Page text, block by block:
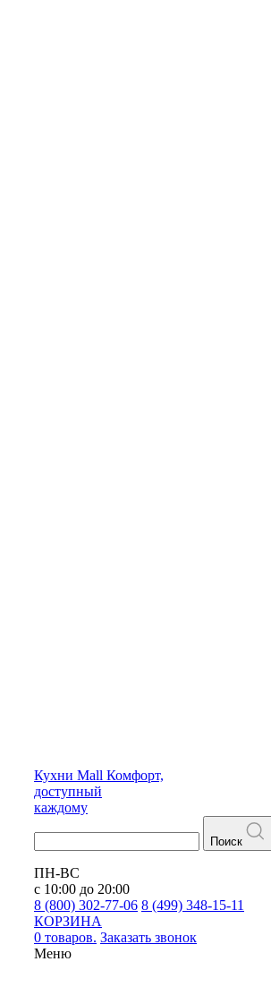
Кухни Mall Комфорт,
доступный
каждому
Поиск
ПН-ВС
с 10:00 до 20:00
8 (800) 302-77-06 8 (499) 348-15-11
КОРЗИНА
0 товаров. Заказать звонок
Меню